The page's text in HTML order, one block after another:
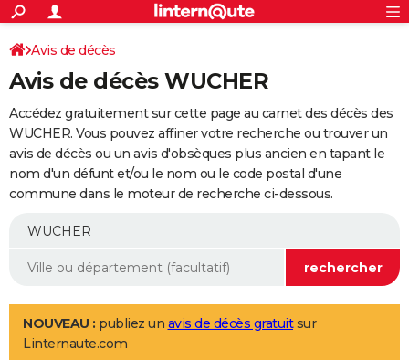
ACTUALITÉS
Politique
Société
Faits Divers
Education
Monde
Villes
+
SPORT
Coupe du monde 2026
Football
Tennis
Cyclisme
Rugby
Forum
Programme TV
TNT
Streaming
Cinéma
Sorties cinéma
Musique
+
FINANCE
Retraite
Epargne
Immobilier
Risques naturels par ville
Banque
Assurance
AUTO
Essais
Réserver un essai
Citadines
Berlines
SUV
Forum auto
+
Mobiles
Meilleur smartphone
Internet
Ordinateurs
Jeux vidéo
Guide high-tech
Aménagement intérieur
LIFESTYLE
Art de vivre
Bien-être
Loisirs
Mode
Modes de vie
Avis de décès
Avis de décès WUCHER
Accédez gratuitement sur cette page au carnet des décès des
WUCHER. Vous pouvez affiner votre recherche ou trouver un
avis de décès ou un avis d'obsèques plus ancien en tapant le
nom d'un défunt et/ou le nom ou le code postal d'une
commune dans le moteur de recherche ci-dessous.
NOUVEAU : publiez un avis de décès gratuitsur
Linternaute.com